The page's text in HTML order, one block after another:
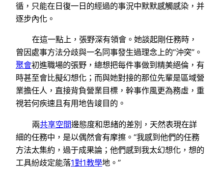
循，只能在日復一日的經過的事況中默默感觸感染，并
逐步內化。
在這一點上，張野深有領會。她談起剛任務時，
曾因處事方法分歧與一名同事發生過理念上的“沖突”。
聚會初進職場的張野，總想把每件事做到精美絕倫，有
時甚至會比擬幻想化；而與她對接的那位先輩是區域營
業擔任人，直接背負營業目標，幹事作風更為務虛，重
視若何疾速且有用地告竣目的。
兩共享空間邊態度和思緒的差別，天然表現在詳
細的任務中，是以偶然會有摩擦。“我感到他們的任務
方法太集約，過于成果論；他們感到我太幻想化，想的
工具紛歧定能落1對1教學地。”